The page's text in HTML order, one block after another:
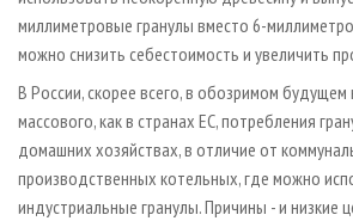
миллиметровые гранулы вместо 6­-
можно снизить себестоимость и увеличить
В России, скорее всего, в обозримом будущем
массового, как в странах ЕС, потребления
домашних хозяйствах, в отличие от
производственных котельных, где можно
индустриальные гранулы. Причины - и низкие